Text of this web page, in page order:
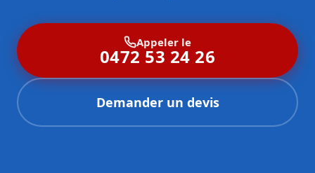
Appeler le
0472 53 24 26
Demander un devis